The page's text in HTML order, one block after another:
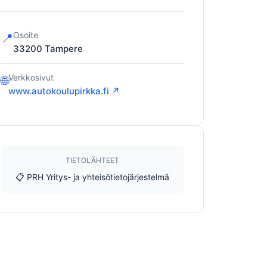
📍Osoite
33200 Tampere
🌐Verkkosivut
www.autokoulupirkka.fi ↗
TIETOLÄHTEET
📋 PRH Yritys- ja yhteisötietojärjestelmä